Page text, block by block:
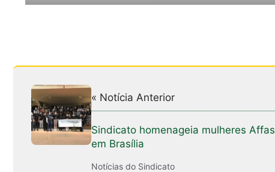
« Notícia Anterior
Sindicato homenageia mulheres Affas
em Brasília
Notícias do Sindicato